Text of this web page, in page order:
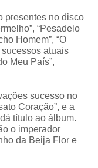
presentes no disco
“Pesadelo
Homem”, “O
sucessos atuais
Meu País”,
sucesso no
Coração”, e a
título ao álbum.
o imperador
da Beija Flor e